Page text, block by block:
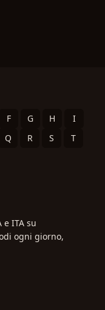
F G H
I
Q R S
T
ITA su
ogni giorno,